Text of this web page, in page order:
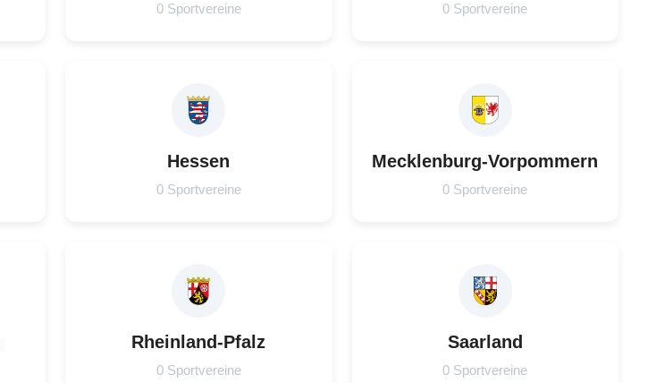
0 Sportvereine 0 Sportvereine
Hessen
0 Sportvereine
Mecklenburg-Vorpommern
0 Sportvereine
Rheinland-Pfalz
0 Sportvereine
Saarland
0 Sportvereine